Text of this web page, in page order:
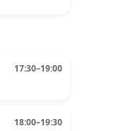
17:30–19:00
18:00–19:30